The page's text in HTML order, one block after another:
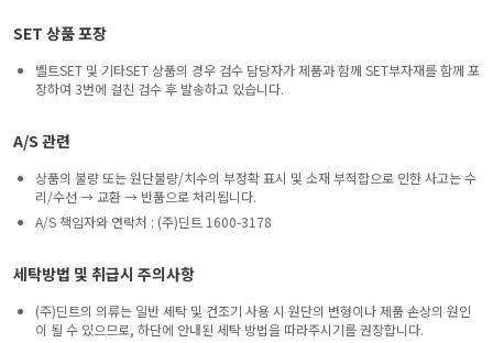
SET 상품 포장
벨트SET 및 기타SET 상품의 경우 검수 담당자가 제품과 함께 SET부자재를 함께 포
장하여 3번에 걸친 검수 후 발송하고 있습니다.
A/S 관련
상품의 불량 또는 원단불량/치수의 부정확 표시 및 소재 부적합으로 인한 사고는 수
리/수선 → 교환 → 반품으로 처리됩니다.
A/S 책임자와 연락처 : (주)딘트 1600-3178
세탁방법 및 취급시 주의사항
(주)딘트의 의류는 일반 세탁 및 건조기 사용 시 원단의 변형이나 제품 손상의 원인
이 될 수 있으므로, 하단에 안내된 세탁 방법을 따라주시기를 권장합니다.